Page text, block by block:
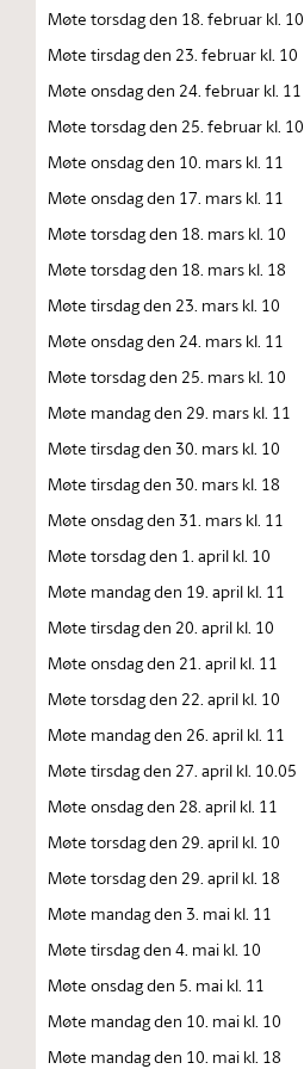
Møte torsdag den 18. februar kl. 10
Møte tirsdag den 23. februar kl. 10
Møte onsdag den 24. februar kl. 11
Møte torsdag den 25. februar kl. 10
Møte onsdag den 10. mars kl. 11
Møte onsdag den 17. mars kl. 11
Møte torsdag den 18. mars kl. 10
Møte torsdag den 18. mars kl. 18
Møte tirsdag den 23. mars kl. 10
Møte onsdag den 24. mars kl. 11
Møte torsdag den 25. mars kl. 10
Møte mandag den 29. mars kl. 11
Møte tirsdag den 30. mars kl. 10
Møte tirsdag den 30. mars kl. 18
Møte onsdag den 31. mars kl. 11
Møte torsdag den 1. april kl. 10
Møte mandag den 19. april kl. 11
Møte tirsdag den 20. april kl. 10
Møte onsdag den 21. april kl. 11
Møte torsdag den 22. april kl. 10
Møte mandag den 26. april kl. 11
Møte tirsdag den 27. april kl. 10.05
Møte onsdag den 28. april kl. 11
Møte torsdag den 29. april kl. 10
Møte torsdag den 29. april kl. 18
Møte mandag den 3. mai kl. 11
Møte tirsdag den 4. mai kl. 10
Møte onsdag den 5. mai kl. 11
Møte mandag den 10. mai kl. 10
Møte mandag den 10. mai kl. 18